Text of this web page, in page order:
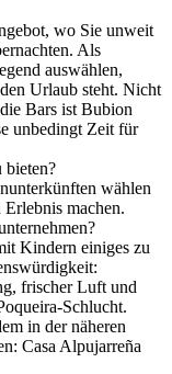
wo Sie unweit
Als
auswählen,
Urlaub steht. Nicht
Bars ist Bubion
unbedingt Zeit für
bieten?
wählen
machen.
Kindern einiges zu
frischer Luft und
Schlucht.
in der näheren
Casa Alpujarreña